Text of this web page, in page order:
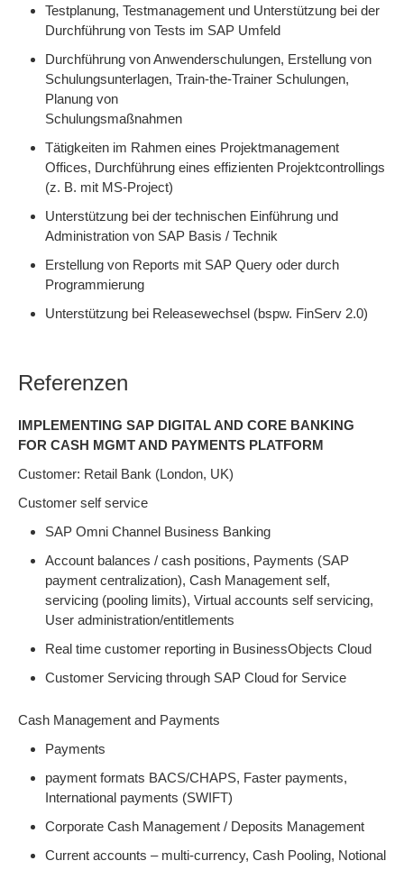
Testplanung, Testmanagement und Unterstützung bei der
Durchführung von Tests im SAP Umfeld
Durchführung von Anwenderschulungen, Erstellung von
Schulungsunterlagen, Train-the-Trainer Schulungen,
Planung von
Schulungsmaßnahmen
Tätigkeiten im Rahmen eines Projektmanagement
Offices, Durchführung eines effizienten Projektcontrollings
(z. B. mit MS-Project)
Unterstützung bei der technischen Einführung und
Administration von SAP Basis / Technik
Erstellung von Reports mit SAP Query oder durch
Programmierung
Unterstützung bei Releasewechsel (bspw. FinServ 2.0)
Referenzen
IMPLEMENTING SAP DIGITAL AND CORE BANKING
FOR CASH MGMT AND PAYMENTS PLATFORM
Customer: Retail Bank (London, UK)
Customer self service
SAP Omni Channel Business Banking
Account balances / cash positions, Payments (SAP
payment centralization), Cash Management self,
servicing (pooling limits), Virtual accounts self servicing,
User administration/entitlements
Real time customer reporting in BusinessObjects Cloud
Customer Servicing through SAP Cloud for Service
Cash Management and Payments
Payments
payment formats BACS/CHAPS, Faster payments,
International payments (SWIFT)
Corporate Cash Management / Deposits Management
Current accounts – multi-currency, Cash Pooling, Notional